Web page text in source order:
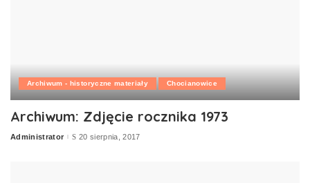
Archiwum - historyczne materiały Chocianowice
Archiwum: Zdjęcie rocznika 1973
Posted
Administrator 20 sierpnia, 2017